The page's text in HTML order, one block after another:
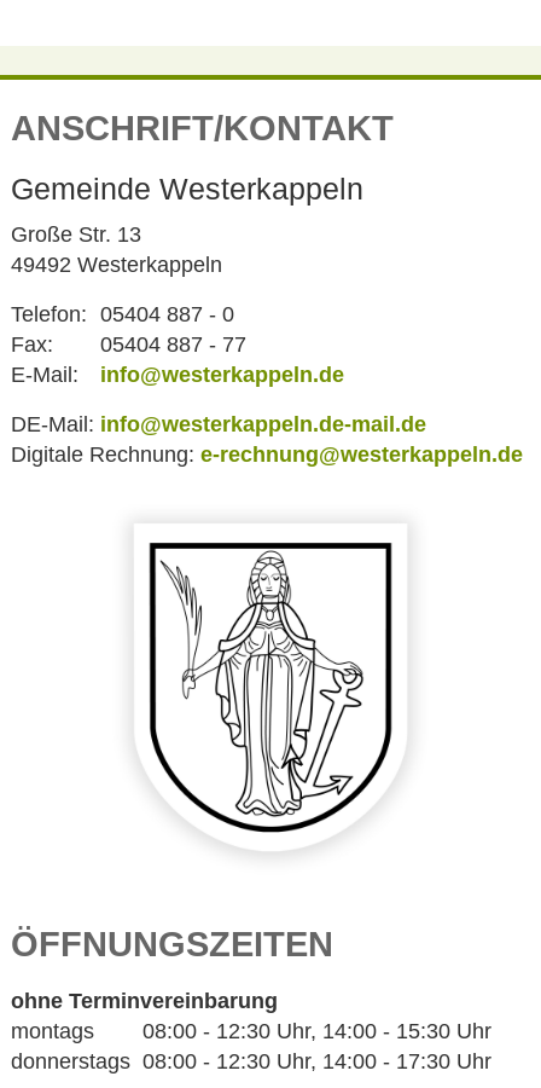
ANSCHRIFT/KONTAKT
Gemeinde Westerkappeln
Große Str. 13
49492 Westerkappeln
Telefon: 05404 887 - 0
Fax:
05404 887 - 77
E-Mail:
info@westerkappeln.de
DE-Mail: info@westerkappeln.de-mail.de
Digitale Rechnung: e-rechnung@westerkappeln.de
ÖFFNUNGSZEITEN
ohne Terminvereinbarung
montags 08:00 - 12:30 Uhr, 14:00 - 15:30 Uhr
donnerstags 08:00 - 12:30 Uhr, 14:00 - 17:30 Uhr